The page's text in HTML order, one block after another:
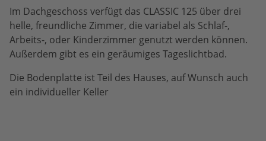
Im Dachgeschoss verfügt das CLASSIC 125 über drei
helle, freundliche Zimmer, die variabel als Schlaf-,
Arbeits-, oder Kinderzimmer genutzt werden können.
Außerdem gibt es ein geräumiges Tageslichtbad.
Die Bodenplatte ist Teil des Hauses, auf Wunsch auch
ein individueller Keller